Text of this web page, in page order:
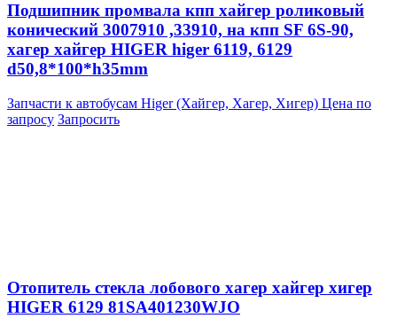
Подшипник промвала кпп хайгер роликовый
конический 3007910 ,33910, на кпп SF 6S-90,
хагер хайгер HIGER higer 6119, 6129
d50,8*100*h35mm
Запчасти к автобусам Higer (Хайгер, Хагер, Хигер) Цена по
запросу Запросить
Отопитель стекла лобового хагер хайгер хигер
HIGER 6129 81SA401230WJO